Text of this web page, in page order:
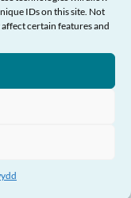
IDs on this site. Not
certain features and
Angen Help?